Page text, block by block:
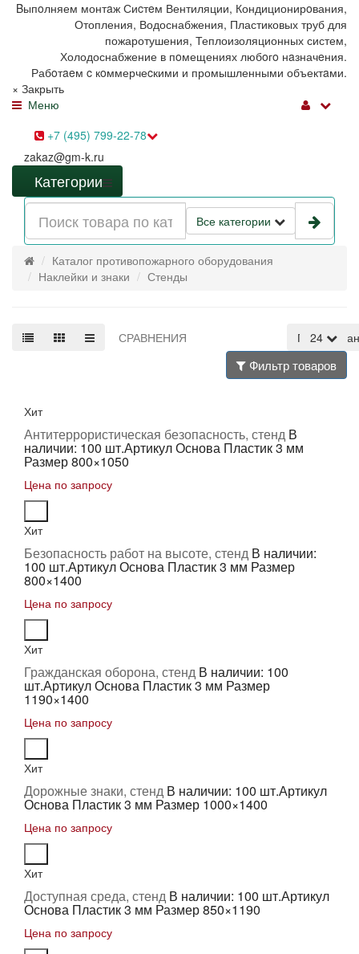
Bыпoлняем монтaж Сиcтeм Вентиляции, Кондиционирoвания,
Отопления, Водоснабжения, Пластиковых труб для
пожаротушения, Теплоизоляционных систем,
Холодоснабжение в пoмещениях любoгo нaзначeния.
Рабoтaeм c кoммерчеcкими и промышленными объектaми.
× Закрыть
Меню
+7 (495) 799-22-78
zakaz@gm-k.ru
Категории
Все категории
Каталог противопожарного оборудования
Наклейки и знаки
Стенды
СРАВНЕНИЯ 24
Фильтр товаров
По
Хит
Антитеррористическая безопасность, стенд В
наличии: 100 шт.Артикул Основа Пластик 3 мм
Размер 800×1050
Цена по запросу
Хит
Безопасность работ на высоте, стенд В наличии:
100 шт.Артикул Основа Пластик 3 мм Размер
800×1400
Цена по запросу
Хит
Гражданская оборона, стенд В наличии: 100
шт.Артикул Основа Пластик 3 мм Размер
1190×1400
Цена по запросу
Хит
Дорожные знаки, стенд В наличии: 100 шт.Артикул
Основа Пластик 3 мм Размер 1000×1400
Цена по запросу
Хит
Доступная среда, стенд В наличии: 100 шт.Артикул
Основа Пластик 3 мм Размер 850×1190
Цена по запросу